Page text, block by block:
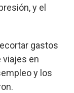
y el
gastos
viajes en
y los